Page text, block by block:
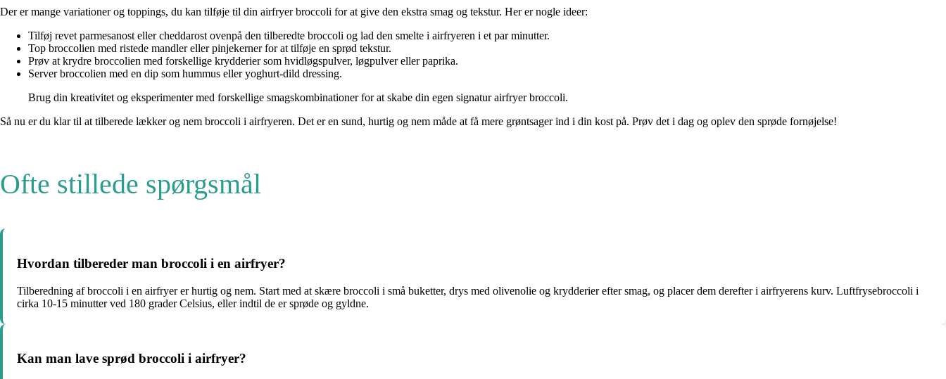
Der er mange variationer og toppings, du kan tilføje til din airfryer broccoli for at give den ekstra smag og tekstur. Her er nogle ideer:
Tilføj revet parmesanost eller cheddarost ovenpå den tilberedte broccoli og lad den smelte i airfryeren i et par minutter.
Top broccolien med ristede mandler eller pinjekerner for at tilføje en sprød tekstur.
Prøv at krydre broccolien med forskellige krydderier som hvidløgspulver, løgpulver eller paprika.
Server broccolien med en dip som hummus eller yoghurt-dild dressing.
Brug din kreativitet og eksperimenter med forskellige smagskombinationer for at skabe din egen signatur airfryer broccoli.
Så nu er du klar til at tilberede lækker og nem broccoli i airfryeren. Det er en sund, hurtig og nem måde at få mere grøntsager ind i din kost på. Prøv det i dag og oplev den sprøde fornøjelse!
Ofte stillede spørgsmål
Hvordan tilbereder man broccoli i en airfryer?
Tilberedning af broccoli i en airfryer er hurtig og nem. Start med at skære broccoli i små buketter, drys med olivenolie og krydderier efter smag, og placer dem derefter i airfryerens kurv. Luftfrysebroccoli i
cirka 10-15 minutter ved 180 grader Celsius, eller indtil de er sprøde og gyldne.
Kan man lave sprød broccoli i airfryer?